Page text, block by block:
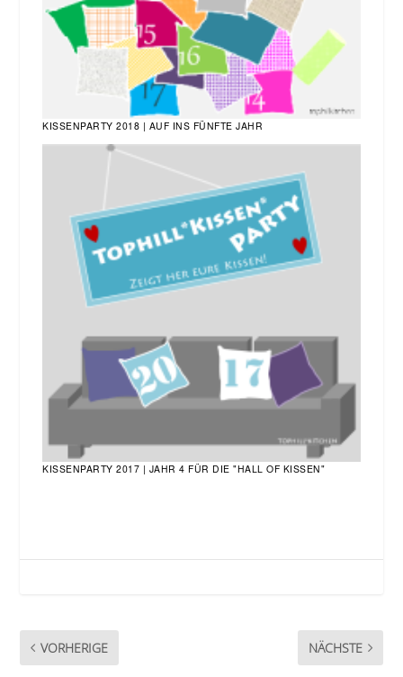
KISSENPARTY 2018 | AUF INS FÜNFTE JAHR
KISSENPARTY 2017 | JAHR 4 FÜR DIE "HALL OF KISSEN"
VORHERIGE NÄCHSTE